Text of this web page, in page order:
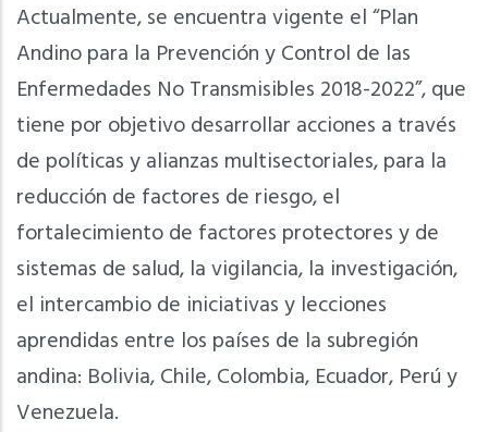
Actualmente, se encuentra vigente el “Plan
Andino para la Prevención y Control de las
Enfermedades No Transmisibles 2018-2022”, que
tiene por objetivo desarrollar acciones a través
de políticas y alianzas multisectoriales, para la
reducción de factores de riesgo, el
fortalecimiento de factores protectores y de
sistemas de salud, la vigilancia, la investigación,
el intercambio de iniciativas y lecciones
aprendidas entre los países de la subregión
andina: Bolivia, Chile, Colombia, Ecuador, Perú y
Venezuela.